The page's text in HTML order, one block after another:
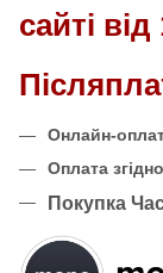
сайті
Онлайн-
Оплата
Покупка